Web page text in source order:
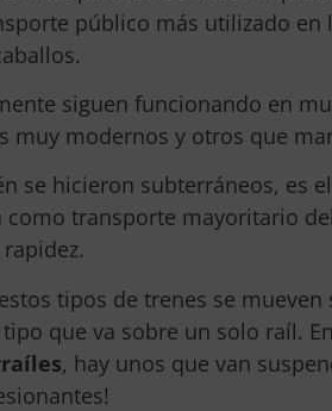
público más utilizado en
siguen funcionando en
muy modernos y otros que
se hicieron subterráneos, es el
como transporte mayoritario
tipos de trenes se mueven
que va sobre un solo raíl.
, hay unos que van